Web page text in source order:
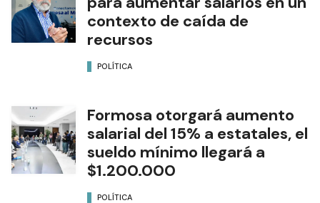
contexto de caída de
recursos
POLÍTICA
Formosa otorgará aumento
salarial del 15% a estatales, el
sueldo mínimo llegará a
$1.200.000
POLÍTICA